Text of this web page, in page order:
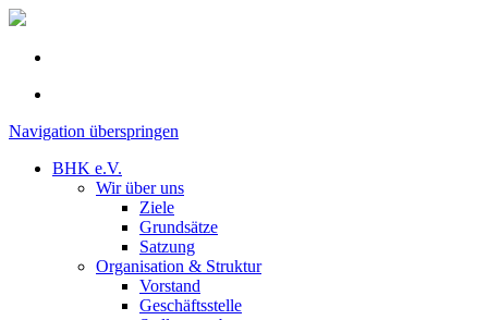
Navigation überspringen
BHK e.V.
Wir über uns
Ziele
Grundsätze
Satzung
Organisation & Struktur
Vorstand
Geschäftsstelle